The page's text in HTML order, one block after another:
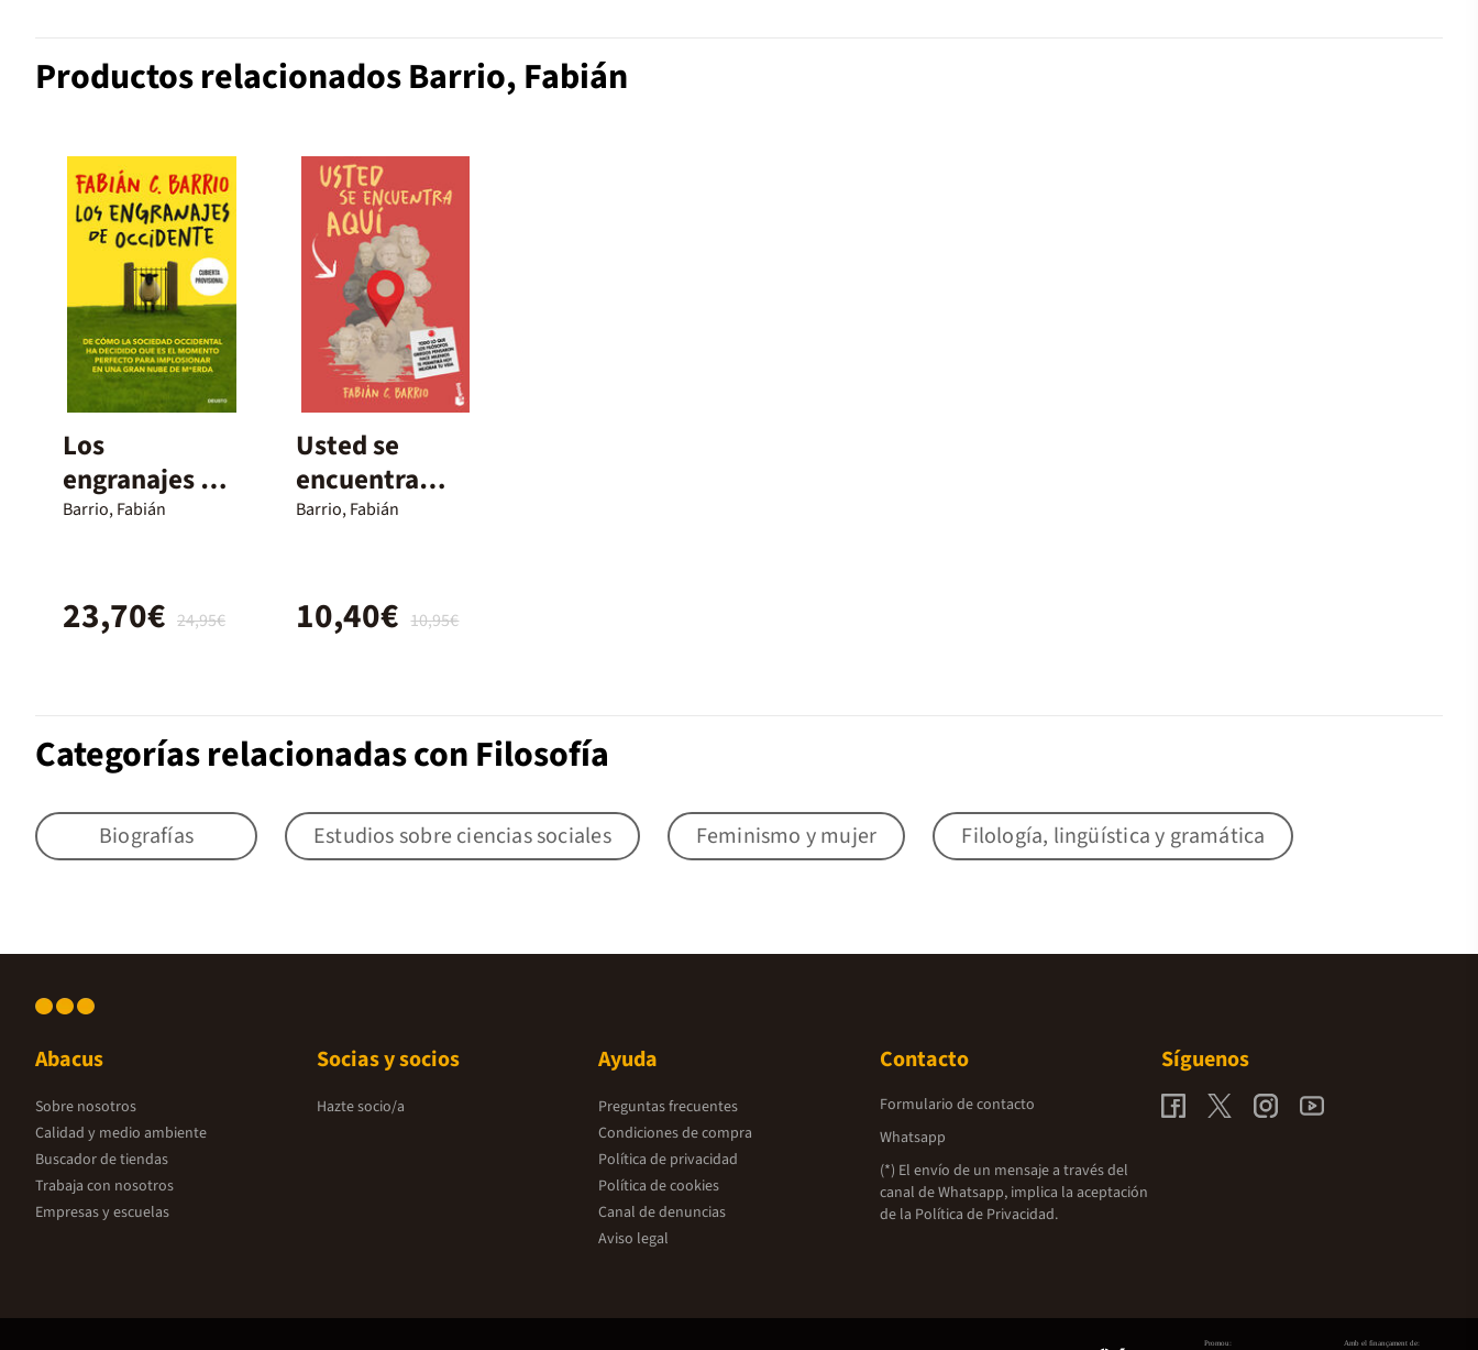
Productos relacionados Barrio, Fabián
Los
engranajes de
Occidente
Barrio, Fabián
24,95€
23,70€
Usted se
encuentra
aquí
Barrio, Fabián
10,95€
10,40€
Categorías relacionadas con Filosofía
Biografías Estudios sobre ciencias sociales Feminismo y mujer Filología, lingüística y gramática
Abacus
Sobre nosotros
Calidad y medio ambiente
Buscador de tiendas
Trabaja con nosotros
Empresas y escuelas
Socias y socios
Hazte socio/a
Ayuda
Preguntas frecuentes
Condiciones de compra
Política de privacidad
Política de cookies
Canal de denuncias
Aviso legal
Contacto
Formulario de contacto
Whatsapp
(*) El envío de un mensaje a través del
canal de Whatsapp, implica la aceptación
de la Política de Privacidad.
Síguenos
Promou: Amb el finançament de: